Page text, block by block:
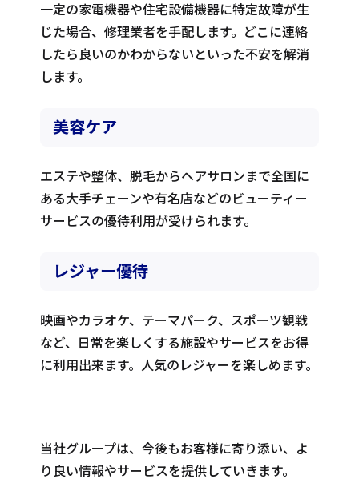
一定の家電機器や住宅設備機器に特定故障が生
じた場合、修理業者を手配します。どこに連絡
したら良いのかわからないといった不安を解消
します。
美容ケア
エステや整体、脱毛からヘアサロンまで全国に
ある大手チェーンや有名店などのビューティー
サービスの優待利用が受けられます。
レジャー優待
映画やカラオケ、テーマパーク、スポーツ観戦
など、日常を楽しくする施設やサービスをお得
に利用出来ます。人気のレジャーを楽しめます。
当社グループは、今後もお客様に寄り添い、よ
り良い情報やサービスを提供していきます。